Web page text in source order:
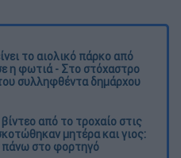
το αιολικό πάρκο από
η φωτιά - Στο στόχαστρο
συλληφθέντα δημάρχου
από το τροχαίο στις
μητέρα και γιος:
πάνω στο φορτηγό